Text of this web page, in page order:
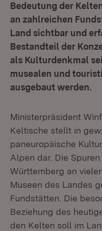
Bedeutung der
an zahlreichen
Land sichtbar und
Bestandteil der
als Kulturdenkmal
musealen und
ausgebaut werden.
Ministerpräsident
Keltische stellt in
paneuropäische
Alpen dar. Die
Württemberg an
Museen des Landes
Fundstätten. Die
Beziehung des
den Kelten soll im